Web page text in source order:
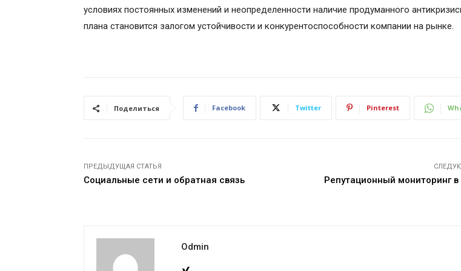
условиях постоянных изменений и неопределенности наличие продуманного
плана становится залогом устойчивости и конкурентоспособности компании на рынке.
Поделиться Facebook Twitter Pinterest
ПРЕДЫДУЩАЯ СТАТЬЯ
Социальные сети и обратная связь
Репутационный мониторинг
Odmin